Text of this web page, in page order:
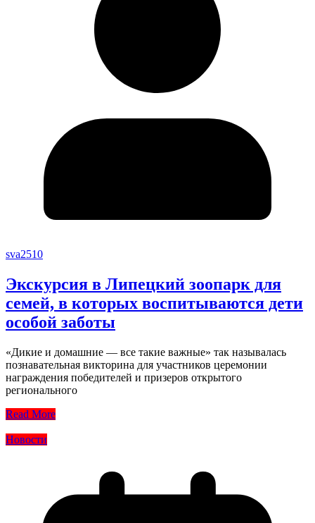
sva2510
Экскурсия в Липецкий зоопарк для
семей, в которых воспитываются дети
особой заботы
«Дикие и домашние — все такие важные» так называлась
познавательная викторина для участников церемонии
награждения победителей и призеров открытого
регионального
Read More
Новости